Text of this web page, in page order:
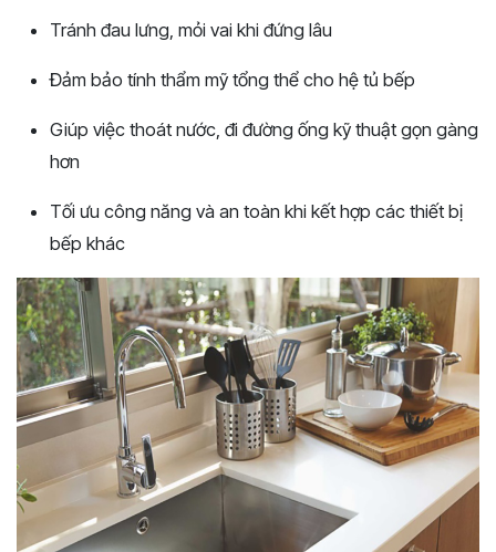
Tránh đau lưng, mỏi vai khi đứng lâu
Đảm bảo tính thẩm mỹ tổng thể cho hệ tủ bếp
Giúp việc thoát nước, đi đường ống kỹ thuật gọn gàng
hơn
Tối ưu công năng và an toàn khi kết hợp các thiết bị
bếp khác